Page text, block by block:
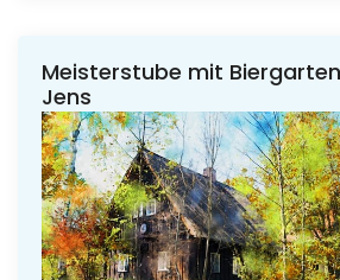
Meisterstube mit
Jens